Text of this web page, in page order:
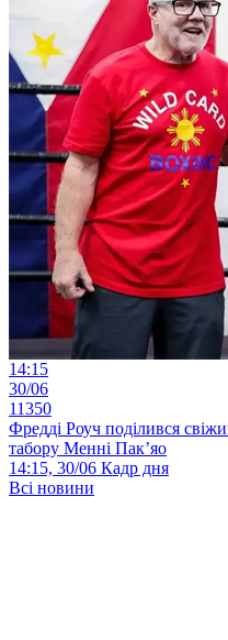
14:15
30/06
11350
Фредді Роуч поділився
табору Менні Пак’яо
14:15, 30/06 Кадр дня
Всі новини